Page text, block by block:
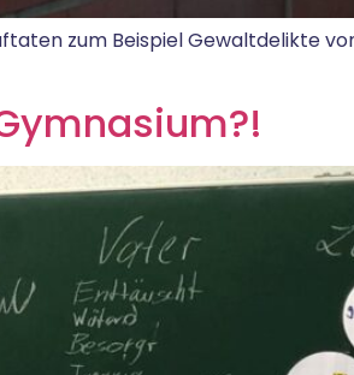
zum Beispiel Gewaltdelikte